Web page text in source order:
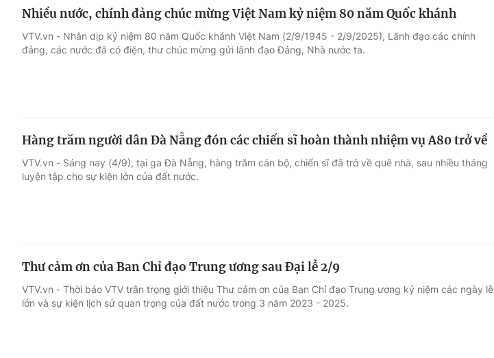
Nhiều nước, chính đảng chúc mừng Việt Nam kỷ niệm 80 năm Quốc khánh
VTV.vn - Nhân dịp kỷ niệm 80 năm Quốc khánh Việt Nam (2/9/1945 - 2/9/2025), Lãnh đạo các chính
đảng, các nước đã có điện, thư chúc mừng gửi lãnh đạo Đảng, Nhà nước ta.
Hàng trăm người dân Đà Nẵng đón các chiến sĩ hoàn thành nhiệm vụ A80 trở về
VTV.vn - Sáng nay (4/9), tại ga Đà Nẵng, hàng trăm cán bộ, chiến sĩ đã trở về quê nhà, sau nhiều tháng
luyện tập cho sự kiện lớn của đất nước.
Thư cảm ơn của Ban Chỉ đạo Trung ương sau Đại lễ 2/9
VTV.vn - Thời báo VTV trân trọng giới thiệu Thư cảm ơn của Ban Chỉ đạo Trung ương kỷ niệm các ngày lễ
lớn và sự kiện lịch sử quan trọng của đất nước trong 3 năm 2023 - 2025.